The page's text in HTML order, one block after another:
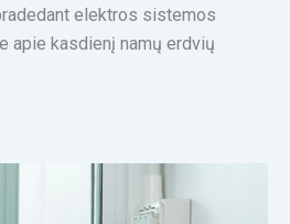
elektros sistemos
apie kasdienį namų erdvių